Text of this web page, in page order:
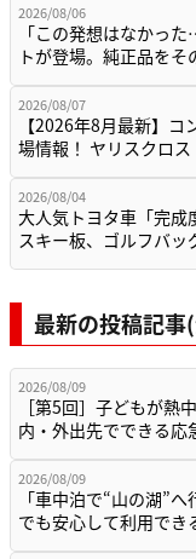
2026/08/06
「この発想はなかっ
トが登場。純正品を
2026/08/07
【2026年8月最新】コ
場情報！ ヤリスクロ
2026/08/04
大人気トヨタ車「完成
スキー板、ゴルフバ
最新の投稿記事
2026/08/09
［第5回］子どもが熱
内・外出先でできる
2026/08/09
「車中泊で“山の湖”
でも安心して利用でき